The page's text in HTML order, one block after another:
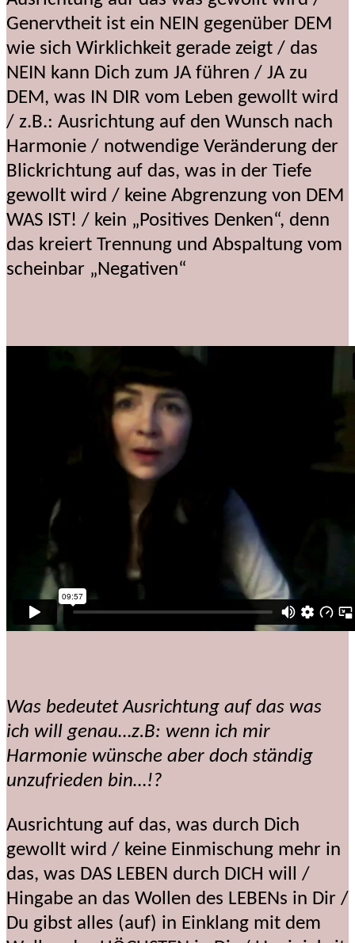
Genervtheit ist ein NEIN gegenüber DEM
wie sich Wirklichkeit gerade zeigt / das
NEIN kann Dich zum JA führen / JA zu
DEM, was IN DIR vom Leben gewollt wird
/ z.B.: Ausrichtung auf den Wunsch nach
Harmonie / notwendige Veränderung der
Blickrichtung auf das, was in der Tiefe
gewollt wird / keine Abgrenzung von DEM
WAS IST! / kein „Positives Denken“, denn
das kreiert Trennung und Abspaltung vom
scheinbar „Negativen“
Was bedeutet Ausrichtung auf das was
ich will genau…z.B: wenn ich mir
Harmonie wünsche aber doch ständig
unzufrieden bin…!?
Ausrichtung auf das, was durch Dich
gewollt wird / keine Einmischung mehr in
das, was DAS LEBEN durch DICH will /
Hingabe an das Wollen des LEBENs in Dir /
Du gibst alles (auf) in Einklang mit dem